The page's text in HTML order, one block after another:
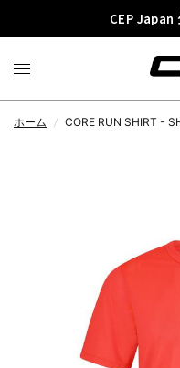
CEP Japan
ホーム / CORE RUN SHIRT -